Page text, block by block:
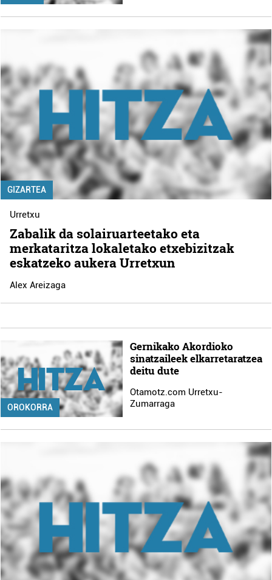
GIZARTEA
Urretxu
Zabalik da solairuarteetako eta
merkataritza lokaletako etxebizitzak
eskatzeko aukera Urretxun
Alex Areizaga
OROKORRA
Gernikako Akordioko
sinatzaileek elkarretaratzea
deitu dute
Otamotz.com Urretxu-
Zumarraga